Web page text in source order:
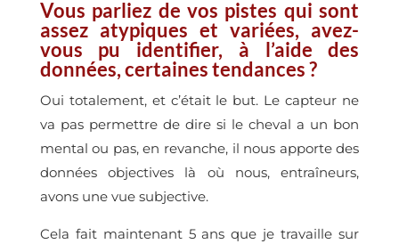
Vous parliez de vos pistes qui sont
assez atypiques et variées, avez-
vous pu identifier, à l’aide des
données, certaines tendances ?
Oui totalement, et c’était le but. Le capteur ne
va pas permettre de dire si le cheval a un bon
mental ou pas, en revanche, il nous apporte des
données objectives là où nous, entraîneurs,
avons une vue subjective.
Cela fait maintenant 5 ans que je travaille sur